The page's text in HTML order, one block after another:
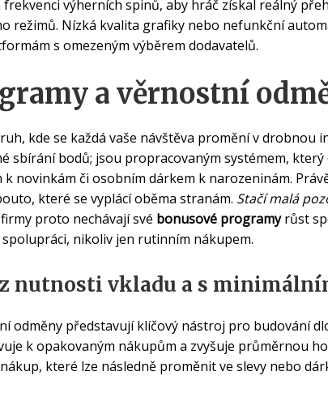
frekvenci výherních spinů, aby hráč získal reálný
režimů. Nízká kvalita grafiky nebo nefunkční
s omezeným výběrem dodavatelů.
a věrnostní
kde se každá vaše návštěva promění v drobnou
sbírání bodů; jsou propracovaným systémem,
novinkám či osobním dárkem k narozeninám.
které se vyplácí oběma stranám. Stačí malá
proto nechávají své bonusové programyrůst
nikoliv jen rutinním nákupem.
nutnosti vkladu a s
odměny představují klíčový nástroj pro budování
k opakovaným nákupům a zvyšuje průměrnou
které lze následně proměnit ve slevy nebo